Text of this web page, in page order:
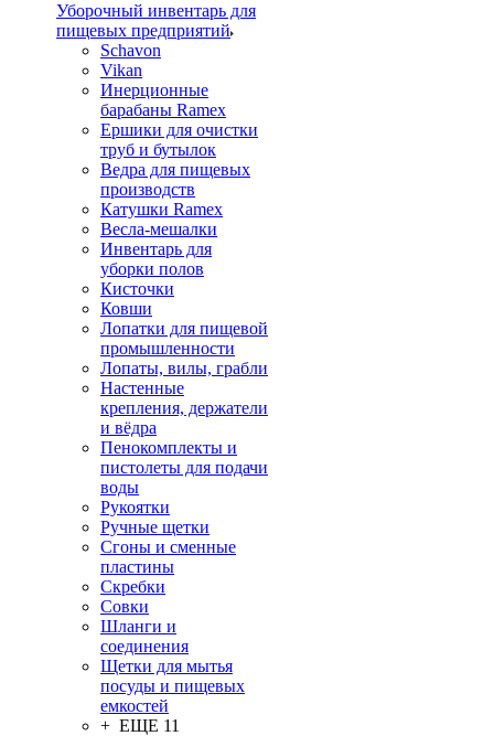
Уборочный инвентарь для
пищевых предприятий
Schavon
Vikan
Инерционные
барабаны Ramex
Ершики для очистки
труб и бутылок
Ведра для пищевых
производств
Катушки Ramex
Весла-мешалки
Инвентарь для
уборки полов
Кисточки
Ковши
Лопатки для пищевой
промышленности
Лопаты, вилы, грабли
Настенные
крепления, держатели
и вёдра
Пенокомплекты и
пистолеты для подачи
воды
Рукоятки
Ручные щетки
Сгоны и сменные
пластины
Скребки
Совки
Шланги и
соединения
Щетки для мытья
посуды и пищевых
емкостей
+ ЕЩЕ 11